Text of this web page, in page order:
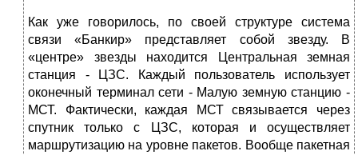
Как уже говорилось, по своей структуре система
связи «Банкир» представляет собой звезду. В
«центре» звезды находится Центральная земная
станция - ЦЗС. Каждый пользователь использует
оконечный терминал сети - Малую земную станцию -
МСТ. Фактически, каждая МСТ связывается через
спутник только с ЦЗС, которая и осуществляет
маршрутизацию на уровне пакетов. Вообще пакетная